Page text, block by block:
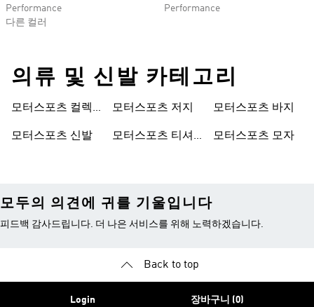
Performance
다른 컬러
Performance
의류 및 신발 카테고리
모터스포츠 컬렉
모터스포츠 신발
모터스포츠 저지
모터스포츠 티셔
모터스포츠 바지
모터스포츠 모자
모두의 의견에 귀를 기울입니다
피드백 감사드립니다. 더 나은 서비스를 위해 노력하겠습니다.
Back to top
Login 장바구니 (0)